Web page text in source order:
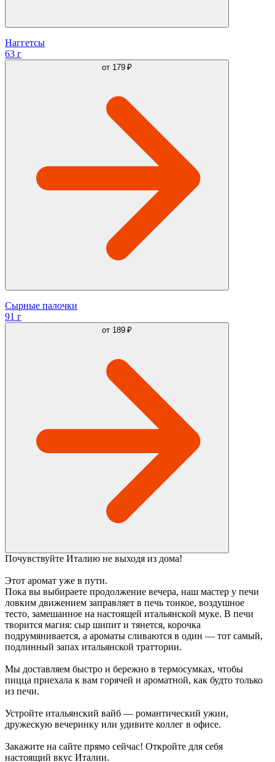
Наггетсы
63 г
от 179 ₽
Сырные палочки
91 г
от 189 ₽
Почувствуйте Италию не выходя из дома!
Этот аромат уже в пути.
Пока вы выбираете продолжение вечера, наш мастер у печи
ловким движением заправляет в печь тонкое, воздушное
тесто, замешанное на настоящей итальянской муке. В печи
творится магия: сыр шипит и тянется, корочка
подрумянивается, а ароматы сливаются в один — тот самый,
подлинный запах итальянской траттории.
Мы доставляем быстро и бережно в термосумках, чтобы
пицца приехала к вам горячей и ароматной, как будто только
из печи.
Устройте итальянский вайб — романтический ужин,
дружескую вечеринку или удивите коллег в офисе.
Закажите на сайте прямо сейчас! Откройте для себя
настоящий вкус Италии.